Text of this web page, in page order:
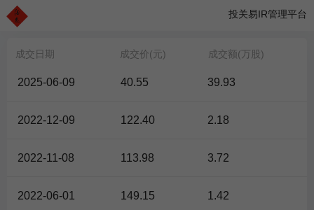
投关易IR管理平台
成交日期 成交价(元) 成交额(万股)
2025-06-09 40.55 39.93
2022-12-09 122.40 2.18
2022-11-08 113.98 3.72
2022-06-01 149.15 1.42